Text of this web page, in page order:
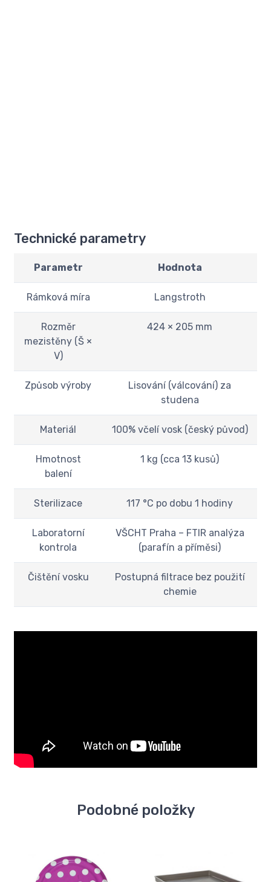
Technické parametry
Parametr Hodnota
Rámková míra Langstroth
Rozměr
mezistěny (Š ×
V)
424 × 205 mm
Způsob výroby
Lisování (válcování) za
studena
Materiál 100% včelí vosk (český původ)
Hmotnost
balení
1 kg (cca 13 kusů)
Sterilizace 117 °C po dobu 1 hodiny
Laboratorní
kontrola
VŠCHT Praha – FTIR analýza
(parafín a příměsi)
Čištění vosku
Postupná filtrace bez použití
chemie
Podobné položky